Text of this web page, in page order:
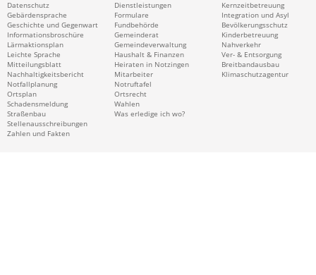
Datenschutz
Gebärdensprache
Geschichte und Gegenwart
Informationsbroschüre
Lärmaktionsplan
Leichte Sprache
Mitteilungsblatt
Nachhaltigkeitsbericht
Notfallplanung
Ortsplan
Schadensmeldung
Straßenbau
Stellenausschreibungen
Zahlen und Fakten
Dienstleistungen
Formulare
Fundbehörde
Gemeinderat
Gemeindeverwaltung
Haushalt & Finanzen
Heiraten in Notzingen
Mitarbeiter
Notruftafel
Ortsrecht
Wahlen
Was erledige ich wo?
Kernzeitbetreuung
Integration und Asyl
Bevölkerungsschutz
Kinderbetreuung
Nahverkehr
Ver- & Entsorgung
Breitbandausbau
Klimaschutzagentur